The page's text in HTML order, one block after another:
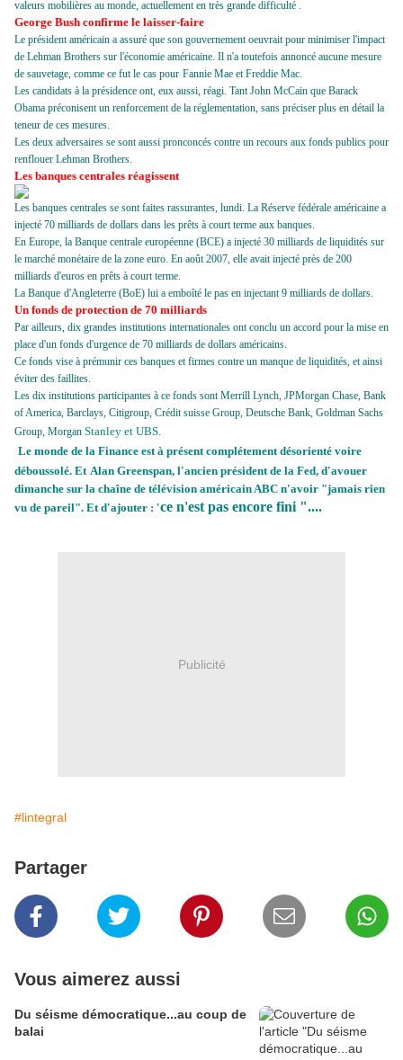
valeurs mobilières au monde, actuellement en très grande difficulté .
George Bush confirme le laisser-faire
Le président américain a assuré que son gouvernement oeuvrait pour minimiser l'impact
de Lehman Brothers sur l'économie américaine. Il n'a toutefois annoncé aucune mesure
de sauvetage, comme ce fut le cas pour Fannie Mae et Freddie Mac.
Les candidats à la présidence ont, eux aussi, réagi. Tant John McCain que Barack
Obama préconisent un renforcement de la réglementation, sans préciser plus en détail la
teneur de ces mesures.
Les deux adversaires se sont aussi pronconcés contre un recours aux fonds publics pour
renflouer Lehman Brothers.
Les banques centrales réagissent
Les banques centrales se sont faites rassurantes, lundi. La Réserve fédérale américaine a
injecté 70 milliards de dollars dans les prêts à court terme aux banques.
En Europe, la Banque centrale européenne (BCE) a injecté 30 milliards de liquidités sur
le marché monétaire de la zone euro. En août 2007, elle avait injecté près de 200
milliards d'euros en prêts à court terme.
La Banque d'Angleterre (BoE) lui a emboîté le pas en injectant 9 milliards de dollars.
Un fonds de protection de 70 milliards
Par ailleurs, dix grandes institutions internationales ont conclu un accord pour la mise en
place d'un fonds d'urgence de 70 milliards de dollars américains.
Ce fonds vise à prémunir ces banques et firmes contre un manque de liquidités, et ainsi
éviter des faillites.
Les dix institutions participantes à ce fonds sont Merrill Lynch, JPMorgan Chase, Bank
of America, Barclays, Citigroup, Crédit suisse Group, Deutsche Bank, Goldman Sachs
Group, Morgan Stanley et UBS.
Le monde de la Finance est à présent complétement désorienté voire
déboussolé. Et Alan Greenspan, l'ancien président de la Fed, d'avouer
dimanche sur la chaîne de télévision américain ABC n'avoir "jamais rien
vu de pareil". Et d'ajouter : 'ce n'est pas encore fini "....
Publicité
#lintegral
Partager
Vous aimerez aussi
Du séisme démocratique...au coup de
balai